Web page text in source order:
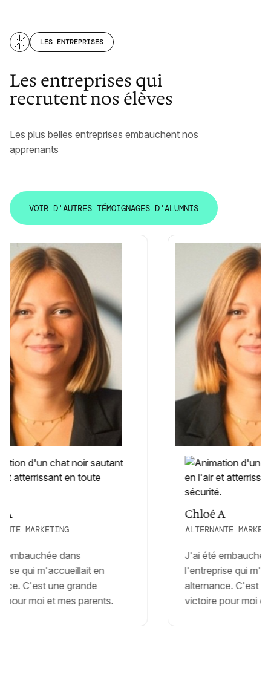
LES ENTREPRISES
Les entreprises qui
recrutent nos élèves
Les plus belles entreprises embauchent nos
apprenants
V
V
O
O
I
I
R
R
D
D
'
'
A
A
U
U
T
T
R
R
E
E
S
S
T
T
É
É
M
M
O
O
I
I
G
G
N
N
A
A
G
G
E
E
S
S
D
D
'
'
A
A
L
L
U
U
M
M
N
N
I
I
S
S
MARKETING
dans
qui m'accueillait en
C'est une grande
moi et mes parents.
Chloé A
ALTERNANTE
J'ai été embauchée
l'entreprise qui
alternance. C'est
victoire pour moi et